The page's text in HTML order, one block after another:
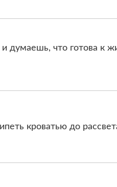
думаешь, что готова к
кроватью до